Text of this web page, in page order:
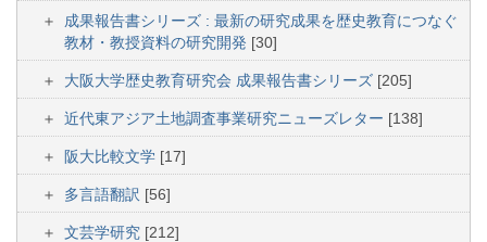
成果報告書シリーズ : 最新の研究成果を歴史教育につなぐ
教材・教授資料の研究開発 [30]
大阪大学歴史教育研究会 成果報告書シリーズ [205]
近代東アジア土地調査事業研究ニューズレター [138]
阪大比較文学 [17]
多言語翻訳 [56]
文芸学研究 [212]